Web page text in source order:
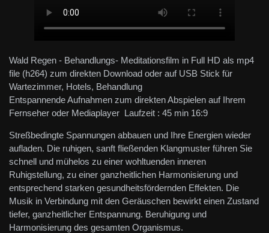
Wald Regen - Behandlungs- Meditationsfilm in Full HD als mp4
file (h264) zum direkten Download oder auf USB Stick für
Wartezimmer, Hotels, Behandlung
Entspannende Aufnahmen zum direkten Abspielen auf Ihrem
Fernseher oder Mediaplayer Laufzeit : 45 min 16:9
Streßbedingte Spannungen abbauen und Ihre Energien wieder
aufladen. Die ruhigen, sanft fließenden Klangmuster führen Sie
schnell und mühelos zu einer wohltuenden inneren
Ruhigstellung, zu einer ganzheitlichen Harmonisierung und
entsprechend starken gesundheitsfördernden Effekten. Die
Musik in Verbindung mit den Geräuschen bewirkt einen Zustand
tiefer, ganzheitlicher Entspannung. Beruhigung und
Harmonisierung des gesamten Organismus.